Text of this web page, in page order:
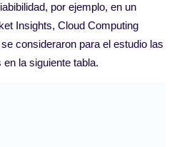
por ejemplo, en un
Insights, Cloud Computing
consideraron para el estudio las
la siguiente tabla.